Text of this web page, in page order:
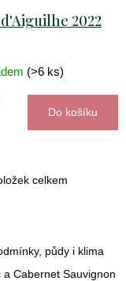
2022
(>6 ks)
Do košíku
O
d
a
celkem
půdy i klima
a Cabernet Sauvignon